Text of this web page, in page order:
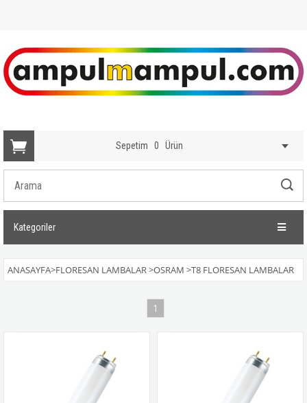
Sepetim 0 Ürün
Kategoriler
ANASAYFA>FLORESAN LAMBALAR>OSRAM >T8 FLORESAN LAMBALAR
1